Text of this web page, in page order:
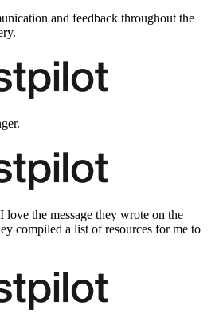
and feedback throughout the
the message they wrote on the
compiled a list of resources for me to